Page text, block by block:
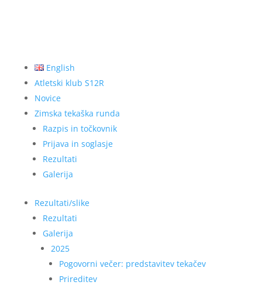
English
Atletski klub S12R
Novice
Zimska tekaška runda
Razpis in točkovnik
Prijava in soglasje
Rezultati
Galerija
Rezultati/slike
Rezultati
Galerija
2025
Pogovorni večer: predstavitev tekačev
Prireditev